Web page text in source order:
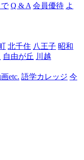
ャ
崎
Q & A 会員優待 よ
北千住 八王子 昭和
自由が丘 川越
etc. 語学カレッジ 今